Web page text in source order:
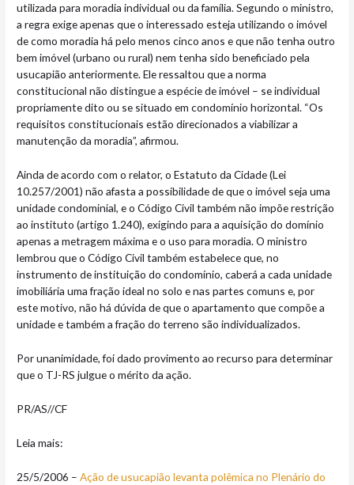
utilizada para moradia individual ou da família. Segundo o ministro,
a regra exige apenas que o interessado esteja utilizando o imóvel
de como moradia há pelo menos cinco anos e que não tenha outro
bem imóvel (urbano ou rural) nem tenha sido beneficiado pela
usucapião anteriormente. Ele ressaltou que a norma
constitucional não distingue a espécie de imóvel – se individual
propriamente dito ou se situado em condomínio horizontal. “Os
requisitos constitucionais estão direcionados a viabilizar a
manutenção da moradia”, afirmou.
Ainda de acordo com o relator, o Estatuto da Cidade (Lei
10.257/2001) não afasta a possibilidade de que o imóvel seja uma
unidade condominial, e o Código Civil também não impõe restrição
ao instituto (artigo 1.240), exigindo para a aquisição do domínio
apenas a metragem máxima e o uso para moradia. O ministro
lembrou que o Código Civil também estabelece que, no
instrumento de instituição do condomínio, caberá a cada unidade
imobiliária uma fração ideal no solo e nas partes comuns e, por
este motivo, não há dúvida de que o apartamento que compõe a
unidade e também a fração do terreno são individualizados.
Por unanimidade, foi dado provimento ao recurso para determinar
que o TJ-RS julgue o mérito da ação.
PR/AS//CF
Leia mais:
25/5/2006 –Ação de usucapião levanta polêmica no Plenário do